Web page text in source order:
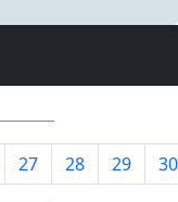
27 28 29 30